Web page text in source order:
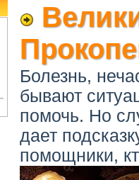
Болезнь,
бывают
помочь. Но
дает
помощники,